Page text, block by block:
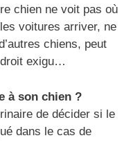
chien ne voit pas où
voitures arriver, ne
chiens, peut
exigu…
à son chien ?
de décider si le
dans le cas de